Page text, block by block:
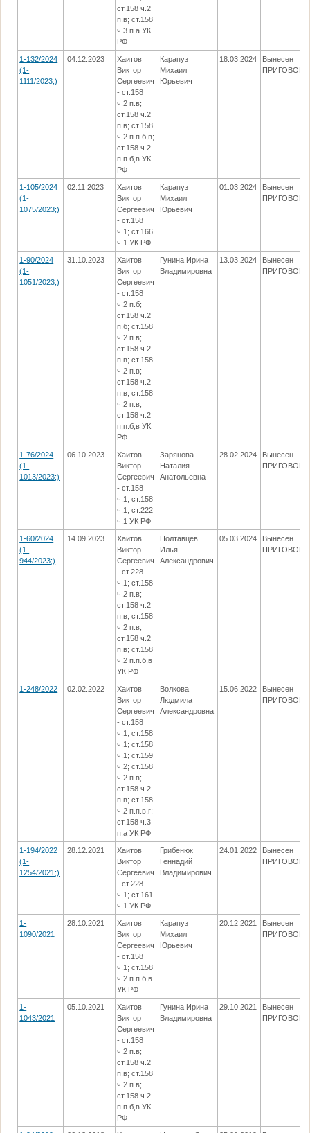
ст.158 ч.2
п.в; ст.158
ч.3 п.а УК
РФ
1-132/2024
(1-
1111/2023;)
04.12.2023
Хаитов
Виктор
Сергеевич
- ст.158
ч.2 п.в;
ст.158 ч.2
п.в; ст.158
ч.2 п.п.б,в;
ст.158 ч.2
п.п.б,в УК
РФ
Карапуз
Михаил
Юрьевич
18.03.2024
Вынесен
ПРИГОВОР
1-105/2024
(1-
1075/2023;)
02.11.2023
Хаитов
Виктор
Сергеевич
- ст.158
ч.1; ст.166
ч.1 УК РФ
Карапуз
Михаил
Юрьевич
01.03.2024
Вынесен
ПРИГОВОР
1-90/2024
(1-
1051/2023;)
31.10.2023
Хаитов
Виктор
Сергеевич
- ст.158
ч.2 п.б;
ст.158 ч.2
п.б; ст.158
ч.2 п.в;
ст.158 ч.2
п.в; ст.158
ч.2 п.в;
ст.158 ч.2
п.в; ст.158
ч.2 п.в;
ст.158 ч.2
п.п.б,в УК
РФ
Гунина Ирина
Владимировна
13.03.2024
Вынесен
ПРИГОВОР
1-76/2024
(1-
1013/2023;)
06.10.2023
Хаитов
Виктор
Сергеевич
- ст.158
ч.1; ст.158
ч.1; ст.222
ч.1 УК РФ
Зарянова
Наталия
Анатольевна
28.02.2024
Вынесен
ПРИГОВОР
1-60/2024
(1-
944/2023;)
14.09.2023
Хаитов
Виктор
Сергеевич
- ст.228
ч.1; ст.158
ч.2 п.в;
ст.158 ч.2
п.в; ст.158
ч.2 п.в;
ст.158 ч.2
п.в; ст.158
ч.2 п.п.б,в
УК РФ
Полтавцев
Илья
Александрович
05.03.2024
Вынесен
ПРИГОВОР
1-248/2022 02.02.2022
Хаитов
Виктор
Сергеевич
- ст.158
ч.1; ст.158
ч.1; ст.158
ч.1; ст.159
ч.2; ст.158
ч.2 п.в;
ст.158 ч.2
п.в; ст.158
ч.2 п.п.в,г;
ст.158 ч.3
п.а УК РФ
Волкова
Людмила
Александровна
15.06.2022
Вынесен
ПРИГОВОР
1-194/2022
(1-
1254/2021;)
28.12.2021
Хаитов
Виктор
Сергеевич
- ст.228
ч.1; ст.161
ч.1 УК РФ
Грибенюк
Геннадий
Владимирович
24.01.2022
Вынесен
ПРИГОВОР
1-
1090/2021
28.10.2021
Хаитов
Виктор
Сергеевич
- ст.158
ч.1; ст.158
ч.2 п.п.б,в
УК РФ
Карапуз
Михаил
Юрьевич
20.12.2021
Вынесен
ПРИГОВОР
1-
1043/2021
05.10.2021
Хаитов
Виктор
Сергеевич
- ст.158
ч.2 п.в;
ст.158 ч.2
п.в; ст.158
ч.2 п.в;
ст.158 ч.2
п.п.б,в УК
РФ
Гунина Ирина
Владимировна
29.10.2021
Вынесен
ПРИГОВОР